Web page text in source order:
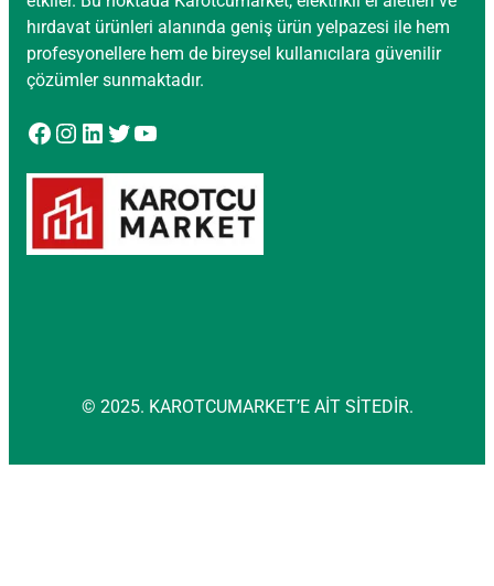
hırdavat ürünleri alanında geniş ürün yelpazesi ile hem
profesyonellere hem de bireysel kullanıcılara güvenilir
çözümler sunmaktadır.
Facebook Instagram LinkedIn Twitter YouTube
© 2025. KAROTCUMARKET’E AİT SİTEDİR.